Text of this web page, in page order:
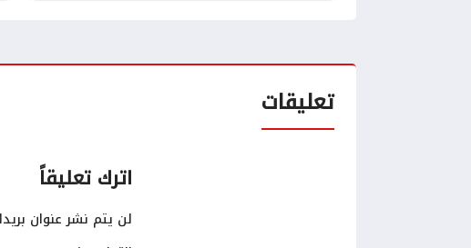
تعليقات
اترك تعليقاً
لن يتم نشر عنوان